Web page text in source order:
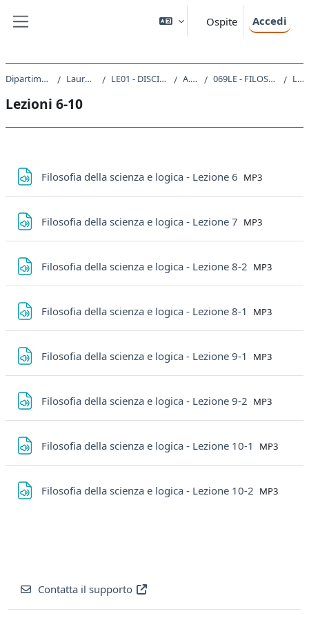
Ospite Accedi
Dipartimento di Studi Umanistici Laurea triennale (DM270) LE01 - DISCIPLINE STORICHE E FILOSOFICHE A.A. 2019 - 2020 069LE - FILOSOFIA DELLA SCIENZA E LOGICA 2019 Lezioni 6-10
Lezioni 6-10
Filosofia della scienza e logica - Lezione 6 File
MP3
Filosofia della scienza e logica - Lezione 7 File
MP3
Filosofia della scienza e logica - Lezione 8-2 File
MP3
Filosofia della scienza e logica - Lezione 8-1 File
MP3
Filosofia della scienza e logica - Lezione 9-1 File
MP3
Filosofia della scienza e logica - Lezione 9-2 File
MP3
Filosofia della scienza e logica - Lezione 10-1 File
MP3
Filosofia della scienza e logica - Lezione 10-2 File
MP3
Contatta il supporto